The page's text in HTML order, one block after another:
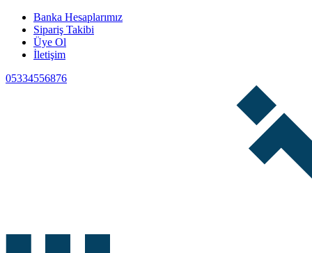
Banka Hesaplarımız
Sipariş Takibi
Üye Ol
İletişim
05334556876